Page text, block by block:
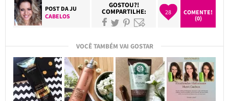
POST DAJU
CABELOS
GOSTOU?!
COMPARTILHE: 28
COMENTE!
(0)
VOCÊ TAMBÉM VAI GOSTAR